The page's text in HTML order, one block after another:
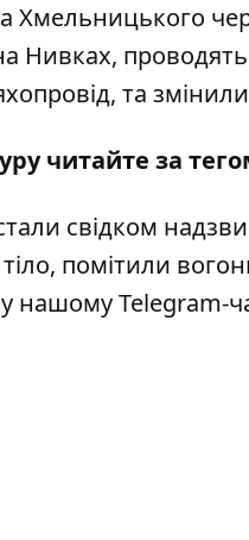
Хмельницького
Нивках,
, та
читайте за
свідком
помітили
нашому Telegram-